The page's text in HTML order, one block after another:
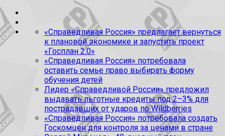
«Справедливая Россия» предлагает вернуться
к плановой экономике и запустить проект
«Госплан 2.0»
«Справедливая Россия» потребовала
оставить семье право выбирать форму
обучения детей
Лидер «Справедливой России» предложил
выдавать льготные кредиты под 2–3% для
пострадавших от ударов по Wildberries
«Справедливая Россия» потребовала создать
Госкомцен для контроля за ценами в стране